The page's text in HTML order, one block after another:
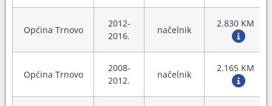
Općina Trnovo
2012-
2016.
načelnik
2.830 KM
Općina Trnovo
2008-
2012.
načelnik
2.165 KM